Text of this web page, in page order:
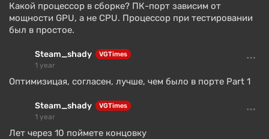
Какой процессор в сборке? ПК-порт зависим от
мощности GPU, а не CPU. Процессор при тестировании
был в простое.
Steam_shady VGTimes
1 year
Оптимизицая, согласен, лучше, чем было в порте Part 1
Steam_shady VGTimes
1 year
Лет через 10 поймете концовку